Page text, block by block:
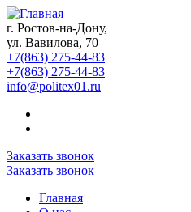
г. Ростов-на-Дону,
ул. Вавилова, 70
+7(863) 275-44-83
+7(863) 275-44-83
info@politex01.ru
Заказать звонок
Заказать звонок
Главная